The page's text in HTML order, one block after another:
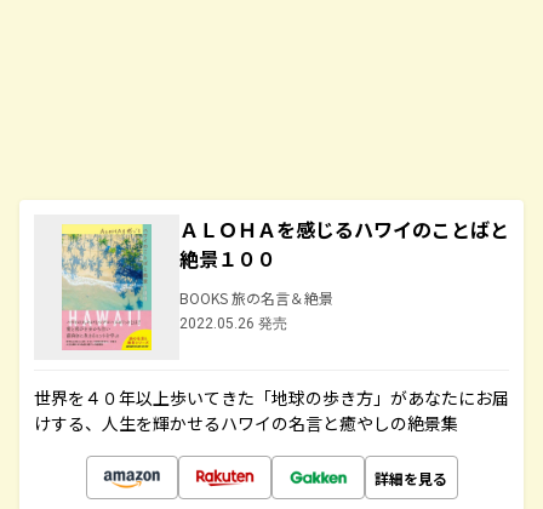
ＡＬＯＨＡを感じるハワイのことばと
絶景１００
BOOKS 旅の名言＆絶景
2022.05.26 発売
世界を４０年以上歩いてきた「地球の歩き方」があなたにお届
けする、人生を輝かせるハワイの名言と癒やしの絶景集
詳細を見る